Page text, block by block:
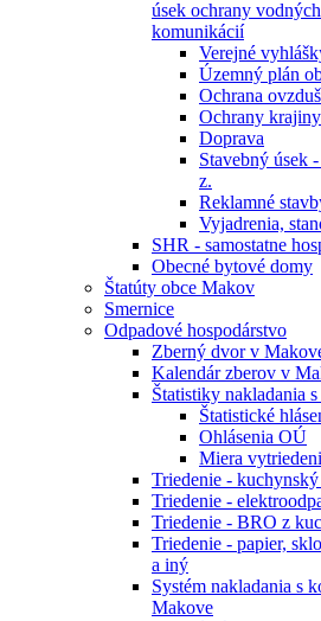
úsek ochrany
komunikácií
Verejné
Územný plán
Ochrana
Ochrany
Doprava
Stavebný úsek
z.
Reklamné
Vyjadrenia,
SHR - samostatne
Obecné bytové domy
Štatúty obce Makov
Smernice
Odpadové hospodárstvo
Zberný dvor v
Kalendár zberov v
Štatistiky nakladania
Štatistické
Ohlásenia OÚ
Miera
Triedenie -
Triedenie -
Triedenie - BRO z
Triedenie - papier,
a iný
Systém nakladania s
Makove